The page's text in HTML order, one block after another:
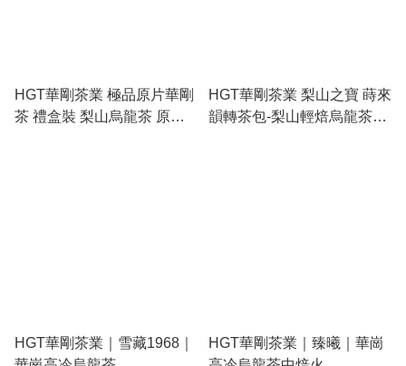
HGT華剛茶業 極品原片華剛
茶 禮盒裝 梨山烏龍茶 原片
HGT華剛茶業 梨山之寶 蒔來
韻轉茶包-梨山輕焙烏龍茶
HGT華剛茶業｜雪藏1968｜
HGT華剛茶業｜臻曦｜華崗